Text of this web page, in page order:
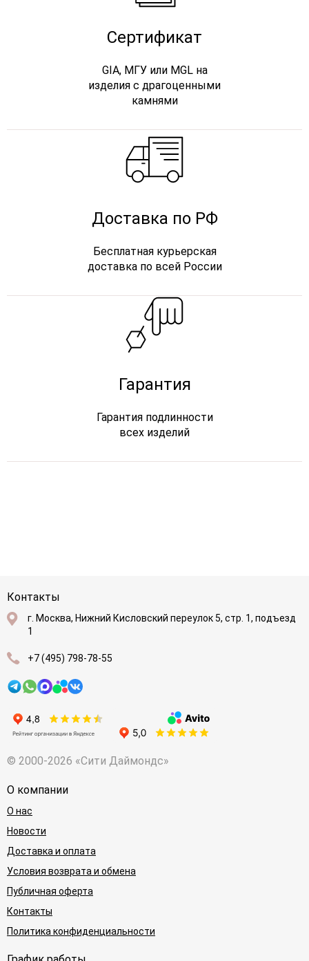
Сертификат
GIA, МГУ или MGL на
изделия с драгоценными
камнями
Доставка по РФ
Бесплатная курьерская
доставка по всей России
Гарантия
Гарантия подлинности
всех изделий
Контакты
г. Москва, Нижний Кисловский переулок 5, стр. 1, подъезд
1
+7 (495) 798-78-55
© 2000-2026 «Сити Даймондс»
О компании
О нас
Новости
Доставка и оплата
Условия возврата и обмена
Публичная оферта
Контакты
Политика конфиденциальности